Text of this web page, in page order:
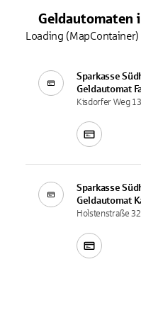
Geldautomaten
Sparkasse
Geldautomat
Kisdorfer Weg
Sparkasse
Geldautomat
Holstenstraße
Loading (MapContainer)